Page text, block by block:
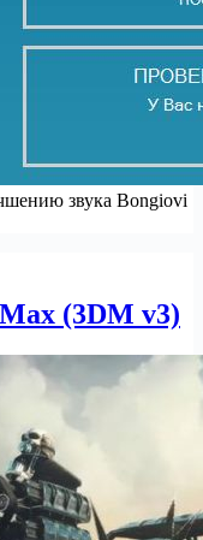
звука Bongiovi
(3DM v3)